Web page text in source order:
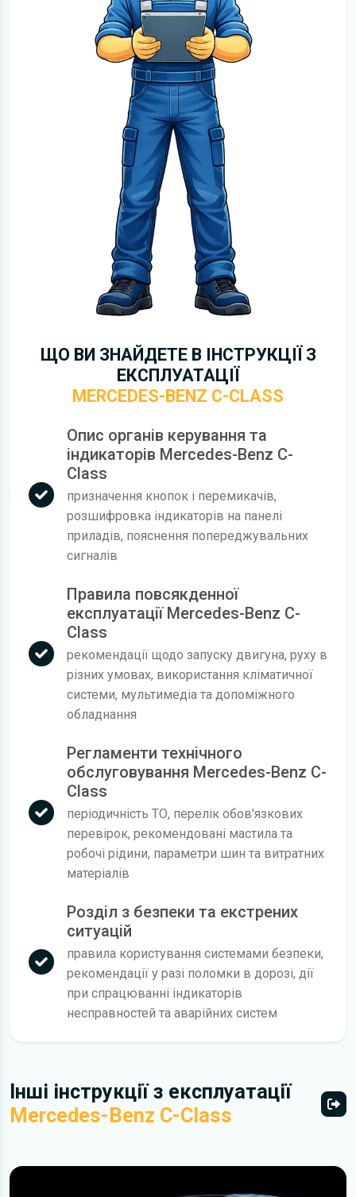
ЩО ВИ ЗНАЙДЕТЕ В ІНСТРУКЦІЇ З
ЕКСПЛУАТАЦІЇ
MERCEDES-BENZ C-CLASS
Опис органів керування та
індикаторів Mercedes-Benz C-
Class
призначення кнопок і перемикачів,
розшифровка індикаторів на панелі
приладів, пояснення попереджувальних
сигналів
Правила повсякденної
експлуатації Mercedes-Benz C-
Class
рекомендації щодо запуску двигуна, руху в
різних умовах, використання кліматичної
системи, мультимедіа та допоміжного
обладнання
Регламенти технічного
обслуговування Mercedes-Benz C-
Class
періодичність ТО, перелік обов'язкових
перевірок, рекомендовані мастила та
робочі рідини, параметри шин та витратних
матеріалів
Розділ з безпеки та екстрених
ситуацій
правила користування системами безпеки,
рекомендації у разі поломки в дорозі, дії
при спрацюванні індикаторів
несправностей та аварійних систем
Інші інструкції з експлуатації
Mercedes-Benz C-Class
Всі